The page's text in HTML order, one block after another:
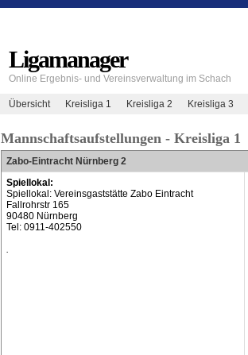
Ligamanager
Online Ergebnis- und Vereinsverwaltung im Schach
Übersicht Kreisliga 1 Kreisliga 2 Kreisliga 3
Mannschaftsaufstellungen - Kreisliga 1
Zabo-Eintracht Nürnberg 2
Spiellokal:
Spiellokal: Vereinsgaststätte Zabo Eintracht
Fallrohrstr 165
90480 Nürnberg
Tel: 0911-402550
.